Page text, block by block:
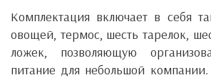
Комплектация включает в себя
овощей, термос, шесть тарелок,
ложек, позволяющую
питание для небольшой